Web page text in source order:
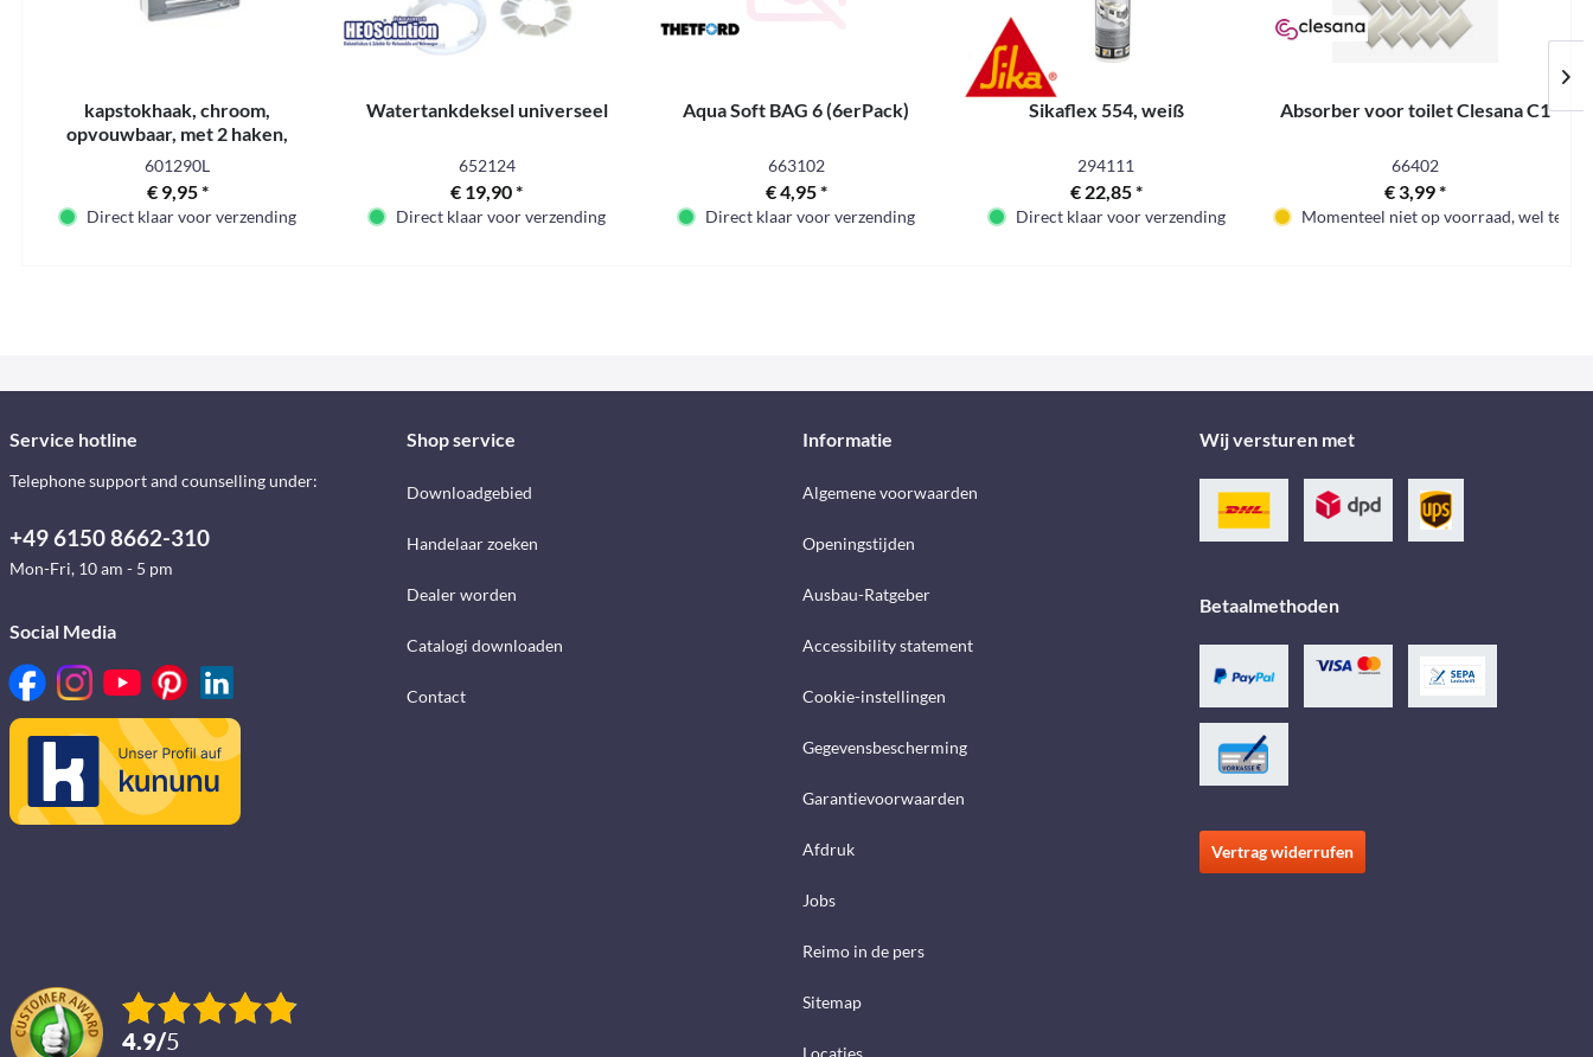
kapstokhaak, chroom,
opvouwbaar, met 2 haken,
58x58x13mm, los
601290L
€ 9,95 *
Direct klaar voor verzending
Watertankdeksel universeel
652124
€ 19,90 *
Direct klaar voor verzending
Aqua Soft BAG 6 (6erPack)
663102
€ 4,95 *
Direct klaar voor verzending
Sikaflex 554, weiß
294111
€ 22,85 *
Direct klaar voor verzending
Absorber voor toilet Clesana C1
66402
€ 3,99 *
Momenteel niet op voorraad, wel te
Service hotline
Telephone support and counselling under:
+49 6150 8662-310
Mon-Fri, 10 am - 5 pm
Social Media
4.9/5
Shop service
Downloadgebied
Handelaar zoeken
Dealer worden
Catalogi downloaden
Contact
Informatie
Algemene voorwaarden
Openingstijden
Ausbau-Ratgeber
Accessibility statement
Cookie-instellingen
Gegevensbescherming
Garantievoorwaarden
Afdruk
Jobs
Reimo in de pers
Sitemap
Locaties
Wij versturen met
Betaalmethoden
Vertrag widerrufen